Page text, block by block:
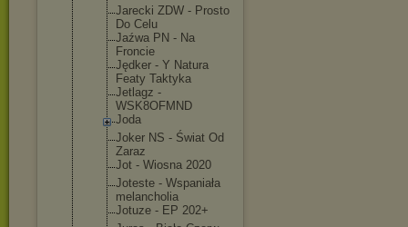
Jarecki ZDW - Prosto
Do Celu
Jaźwa PN - Na
Froncie
Jędker - Y Natura
Featy Taktyka
Jetlagz -
WSK8OFMND
Joda
Joker NS - Świat Od
Zaraz
Jot - Wiosna 2020
Joteste - Wspaniała
melancholia
Jotuze - EP 202+